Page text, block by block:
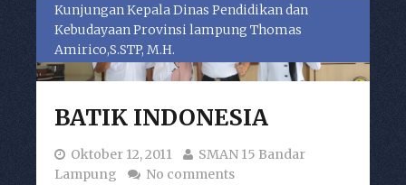
Kunjungan Kepala Dinas Pendidikan dan
Kebudayaan Provinsi lampung Thomas
Amirico,S.STP, M.H.
BATIK INDONESIA
Oktober 12, 2011
SMAN 15 Bandar
Lampung
No comments